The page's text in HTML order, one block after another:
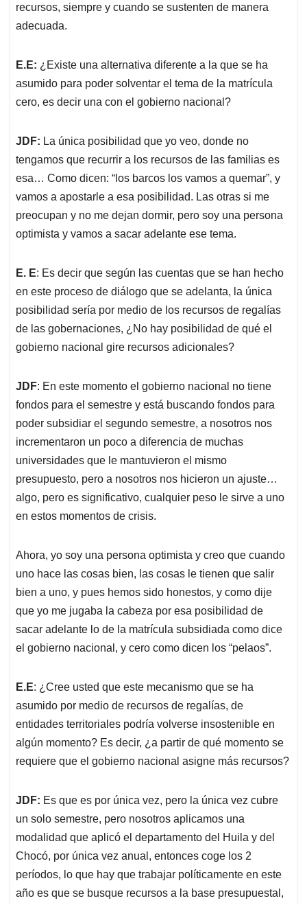
recursos, siempre y cuando se sustenten de manera
adecuada.
E.E: ¿Existe una alternativa diferente a la que se ha
asumido para poder solventar el tema de la matrícula
cero, es decir una con el gobierno nacional?
JDF: La única posibilidad que yo veo, donde no
tengamos que recurrir a los recursos de las familias es
esa… Como dicen: “los barcos los vamos a quemar”, y
vamos a apostarle a esa posibilidad. Las otras si me
preocupan y no me dejan dormir, pero soy una persona
optimista y vamos a sacar adelante ese tema.
E. E: Es decir que según las cuentas que se han hecho
en este proceso de diálogo que se adelanta, la única
posibilidad sería por medio de los recursos de regalías
de las gobernaciones, ¿No hay posibilidad de qué el
gobierno nacional gire recursos adicionales?
JDF: En este momento el gobierno nacional no tiene
fondos para el semestre y está buscando fondos para
poder subsidiar el segundo semestre, a nosotros nos
incrementaron un poco a diferencia de muchas
universidades que le mantuvieron el mismo
presupuesto, pero a nosotros nos hicieron un ajuste…
algo, pero es significativo, cualquier peso le sirve a uno
en estos momentos de crisis.
Ahora, yo soy una persona optimista y creo que cuando
uno hace las cosas bien, las cosas le tienen que salir
bien a uno, y pues hemos sido honestos, y como dije
que yo me jugaba la cabeza por esa posibilidad de
sacar adelante lo de la matrícula subsidiada como dice
el gobierno nacional, y cero como dicen los “pelaos”.
E.E: ¿Cree usted que este mecanismo que se ha
asumido por medio de recursos de regalías, de
entidades territoriales podría volverse insostenible en
algún momento? Es decir, ¿a partir de qué momento se
requiere que el gobierno nacional asigne más recursos?
JDF: Es que es por única vez, pero la única vez cubre
un solo semestre, pero nosotros aplicamos una
modalidad que aplicó el departamento del Huila y del
Chocó, por única vez anual, entonces coge los 2
períodos, lo que hay que trabajar políticamente en este
año es que se busque recursos a la base presupuestal,